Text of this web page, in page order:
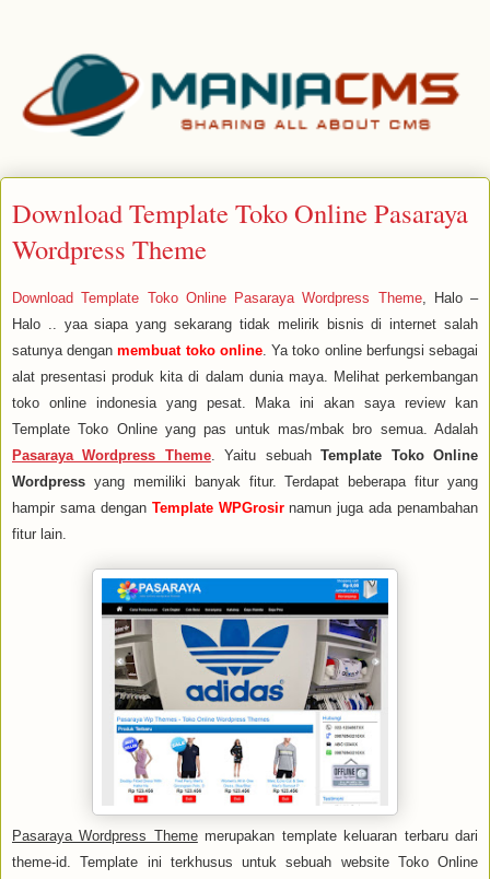
Download Template Toko Online Pasaraya
Wordpress Theme
Download Template Toko Online Pasaraya Wordpress Theme, Halo –
Halo .. yaa siapa yang sekarang tidak melirik bisnis di internet salah
satunya denganmembuat toko online. Ya toko online berfungsi sebagai
alat presentasi produk kita di dalam dunia maya. Melihat perkembangan
toko online indonesia yang pesat. Maka ini akan saya review kan
Template Toko Online yang pas untuk mas/mbak bro semua. Adalah
Pasaraya Wordpress Theme. Yaitu sebuahTemplate Toko Online
Wordpress yang memiliki banyak fitur. Terdapat beberapa fitur yang
hampir sama dengan Template WPGrosirnamun juga ada penambahan
fitur lain.
Pasaraya Wordpress Thememerupakan template keluaran terbaru dari
theme-id. Template ini terkhusus untuk sebuah website Toko Online